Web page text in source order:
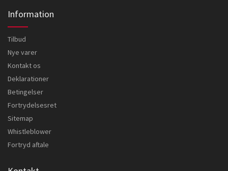
Information
Tilbud
Nye varer
Kontakt os
Deklarationer
Betingelser
Fortrydelsesret
Sitemap
Whistleblower
Fortryd aftale